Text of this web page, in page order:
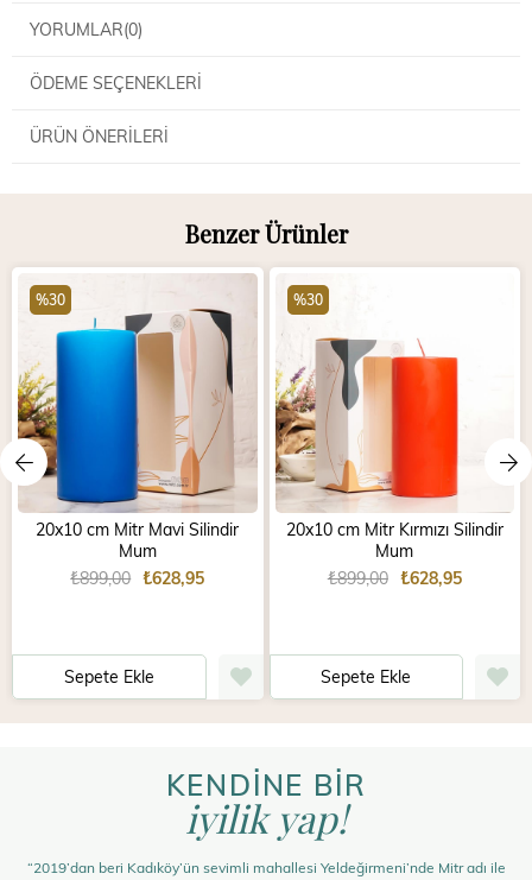
YORUMLAR(0)
ÖDEME SEÇENEKLERI
ÜRÜN ÖNERILERI
Benzer Ürünler
20x10 cm Mitr Mavi Silindir
Mum
₺628,95
₺899,00
Sepete Ekle
%30
20x10 cm Mitr Kırmızı Silindir
Mum
₺628,95
₺899,00
Sepete Ekle
%30
KENDİNE BİR
iyilik yap!
“2019’dan beri Kadıköy’ün sevimli mahallesi Yeldeğirmeni’nde Mitr adı ile